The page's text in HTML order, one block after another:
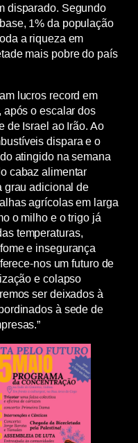
disparado. Segundo
1% da população
a riqueza em
mais pobre do país
lucros record em
após o escalar dos
de Israel ao Irão. Ao
dispara e o
atingido na semana
cabaz alimentar
grau adicional de
agrícolas em larga
o milho e o trigo já
temperaturas,
e insegurança
nos um futuro de
e colapso
ser deixados à
à sede de